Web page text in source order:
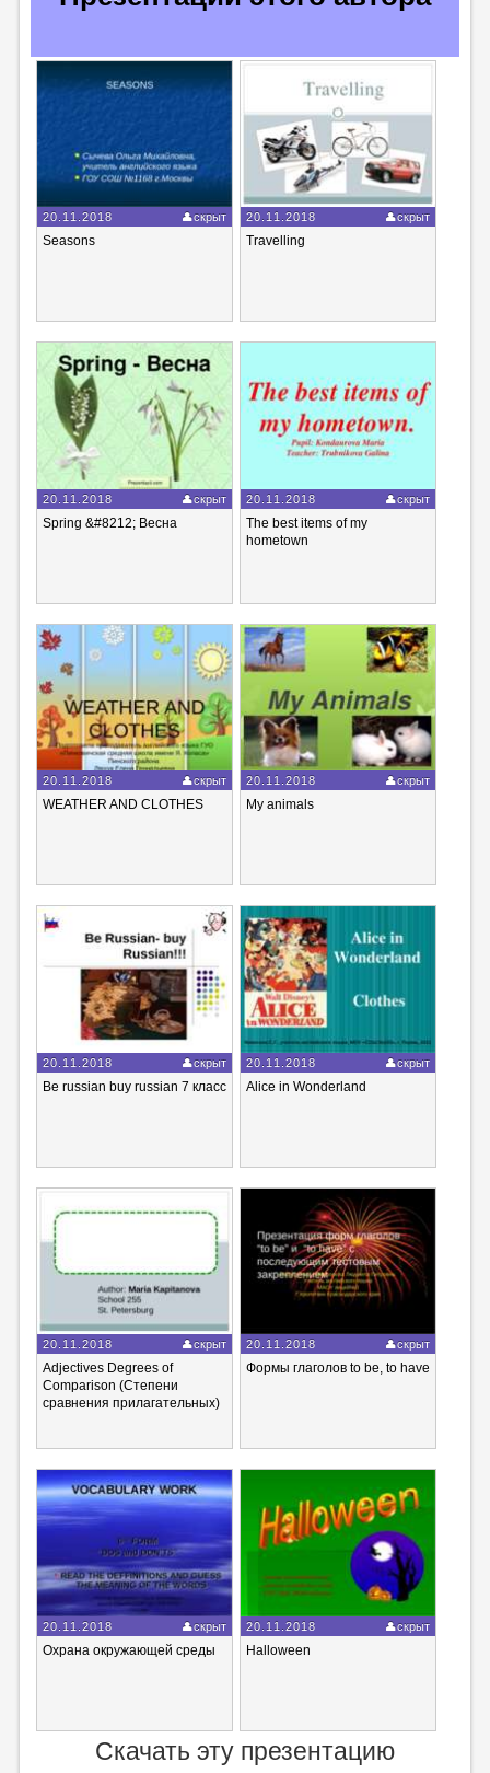
20.11.2018 скрыт
Seasons
20.11.2018 скрыт
Travelling
20.11.2018 скрыт
Spring &#8212; Весна
20.11.2018 скрыт
The best items of my
hometown
20.11.2018 скрыт
WEATHER AND CLOTHES
20.11.2018 скрыт
My animals
20.11.2018 скрыт
Be russian buy russian 7 класс
20.11.2018 скрыт
Alice in Wonderland
20.11.2018 скрыт
Adjectives Degrees of
Comparison (Степени
сравнения прилагательных)
20.11.2018 скрыт
Формы глаголов to be, to have
20.11.2018 скрыт
Охрана окружающей среды
20.11.2018 скрыт
Halloween
Скачать эту презентацию